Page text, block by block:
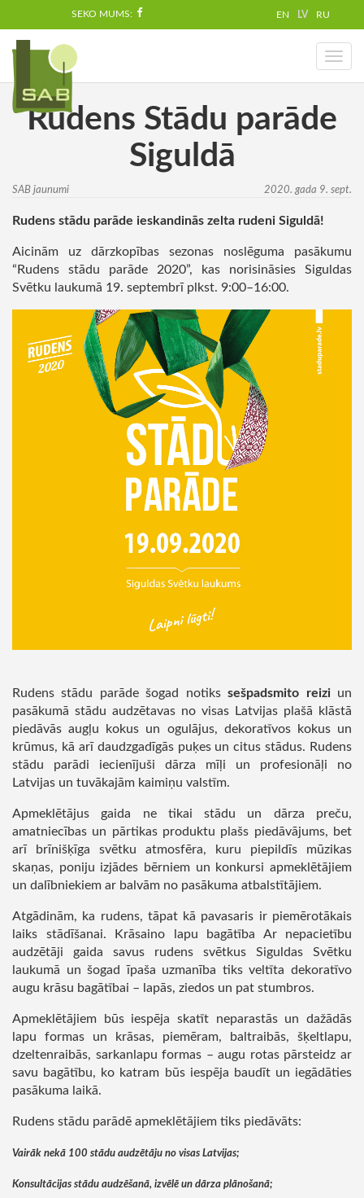
SEKO MUMS: EN LV RU
Toggle
Rudens Stādu parāde
Siguldā
SAB jaunumi 2020. gada 9. sept.
Rudens stādu parāde ieskandinās zelta rudeni Siguldā!
Aicinām uz dārzkopības sezonas noslēguma pasākumu
“Rudens stādu parāde 2020”, kas norisināsies Siguldas
Svētku laukumā 19. septembrī plkst. 9:00–16:00.
Rudens stādu parāde šogad notikssešpadsmito reiziun
pasākumā stādu audzētavas no visas Latvijas plašā klāstā
piedāvās augļu kokus un ogulājus, dekoratīvos kokus un
krūmus, kā arī daudzgadīgās puķes un citus stādus. Rudens
stādu parādi iecienījuši dārza mīļi un profesionāļi no
Latvijas un tuvākajām kaimiņu valstīm.
Apmeklētājus gaida ne tikai stādu un dārza preču,
amatniecības un pārtikas produktu plašs piedāvājums, bet
arī brīnišķīga svētku atmosfēra, kuru piepildīs mūzikas
skaņas, poniju izjādes bērniem un konkursi apmeklētājiem
un dalībniekiem ar balvām no pasākuma atbalstītājiem.
Atgādinām, ka rudens, tāpat kā pavasaris ir piemērotākais
laiks stādīšanai. Krāsaino lapu bagātība Ar nepacietību
audzētāji gaida savus rudens svētkus Siguldas Svētku
laukumā un šogad īpaša uzmanība tiks veltīta dekoratīvo
augu krāsu bagātībai – lapās, ziedos un pat stumbros.
Apmeklētājiem būs iespēja skatīt neparastās un dažādās
lapu formas un krāsas, piemēram, baltraibās, šķeltlapu,
dzeltenraibās, sarkanlapu formas – augu rotas pārsteidz ar
savu bagātību, ko katram būs iespēja baudīt un iegādāties
pasākuma laikā.
Rudens stādu parādē apmeklētājiem tiks piedāvāts:
Vairāk nekā 100 stādu audzētāju no visas Latvijas;
Konsultācijas stādu audzēšanā, izvēlē un dārza plānošanā;